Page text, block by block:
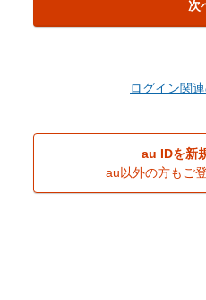
次
ログイン関
au IDを新
au以外の方もご